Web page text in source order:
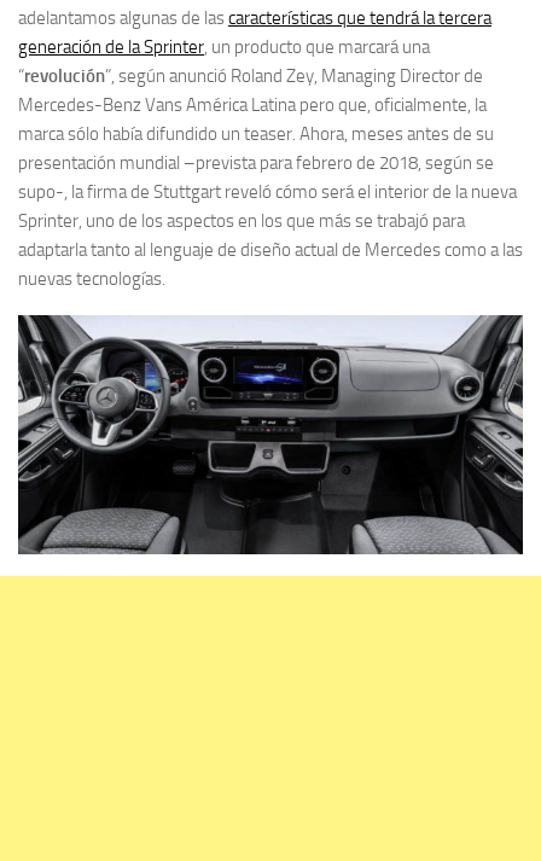
adelantamos algunas de lascaracterísticas que tendrá la tercera
generación de la Sprinter, un producto que marcará una
“revolución”, según anunció Roland Zey, Managing Director de
Mercedes-Benz Vans América Latina pero que, oficialmente, la
marca sólo había difundido un teaser. Ahora, meses antes de su
presentación mundial –prevista para febrero de 2018, según se
supo-, la firma de Stuttgart reveló cómo será el interior de la nueva
Sprinter, uno de los aspectos en los que más se trabajó para
adaptarla tanto al lenguaje de diseño actual de Mercedes como a las
nuevas tecnologías.